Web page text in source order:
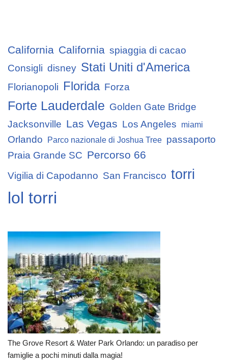
California California spiaggia di cacao
Consigli disney Stati Uniti d'America
Florianopoli Florida Forza
Forte Lauderdale Golden Gate Bridge
Jacksonville Las Vegas Los Angeles miami
Orlando Parco nazionale di Joshua Tree passaporto
Praia Grande SC Percorso 66
Vigilia di Capodanno San Francisco torri
lol torri
The Grove Resort & Water Park Orlando: un paradiso per
famiglie a pochi minuti dalla magia!